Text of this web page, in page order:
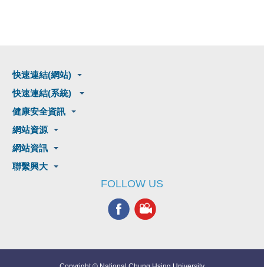
快速連結(網站)
快速連結(系統)
健康安全資訊
網站資源
網站資訊
聯繫興大
FOLLOW US